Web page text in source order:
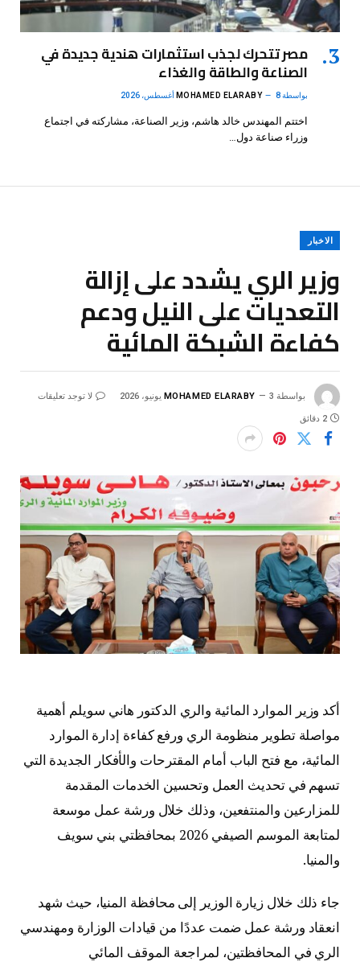
مصر تتحرك لجذب استثمارات هندية جديدة في
الصناعة والطاقة والغذاء
بواسطة MOHAMED ELARABY 8 أغسطس، 2026
اختتم المهندس خالد هاشم، وزير الصناعة، مشاركته في اجتماع
وزراء صناعة دول…
الاخبار
وزير الري يشدد على إزالة
التعديات على النيل ودعم
كفاءة الشبكة المائية
بواسطة MOHAMED ELARABY 3 يونيو، 2026 لا توجد تعليقات
2 دقائق
أكد وزير الموارد المائية والري الدكتور هاني سويلم أهمية
مواصلة تطوير منظومة الري ورفع كفاءة إدارة الموارد
المائية، مع فتح الباب أمام المقترحات والأفكار الجديدة التي
تسهم في تحديث العمل وتحسين الخدمات المقدمة
للمزارعين والمنتفعين، وذلك خلال ورشة عمل موسعة
لمتابعة الموسم الصيفي 2026 بمحافظتي بني سويف
والمنيا.
جاء ذلك خلال زيارة الوزير إلى محافظة المنيا، حيث شهد
انعقاد ورشة عمل ضمت عددًا من قيادات الوزارة ومهندسي
الري في المحافظتين، لمراجعة الموقف المائي